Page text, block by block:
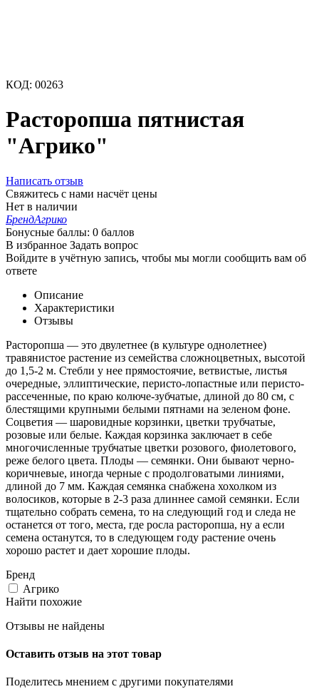
КОД: 00263
Расторопша пятнистая
"Агрико"
Написать отзыв
Свяжитесь с нами насчёт цены
Нет в наличии
БрендАгрико
Бонусные баллы: 0 баллов
В избранное Задать вопрос
Войдите в учётную запись, чтобы мы могли сообщить вам об
ответе
Описание
Характеристики
Отзывы
Расторопша — это двулетнее (в культуре однолетнее)
травянистое растение из семейства сложноцветных, высотой
до 1,5-2 м. Стебли у нее прямостоячие, ветвистые, листья
очередные, эллиптические, перисто-лопастные или перисто-
рассеченные, по краю колюче-зубчатые, длиной до 80 см, с
блестящими крупными белыми пятнами на зеленом фоне.
Соцветия — шаровидные корзинки, цветки трубчатые,
розовые или белые. Каждая корзинка заключает в себе
многочисленные трубчатые цветки розового, фиолетового,
реже белого цвета. Плоды — семянки. Они бывают черно-
коричневые, иногда черные с продолговатыми линиями,
длиной до 7 мм. Каждая семянка снабжена хохолком из
волосиков, которые в 2-3 раза длиннее самой семянки. Если
тщательно собрать семена, то на следующий год и следа не
останется от того, места, где росла расторопша, ну а если
семена останутся, то в следующем году растение очень
хорошо растет и дает хорошие плоды.
Бренд
Агрико
Найти похожие
Отзывы не найдены
Оставить отзыв на этот товар
Поделитесь мнением с другими покупателями